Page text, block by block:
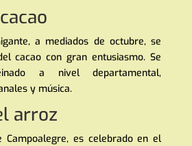
a mediados de octubre, se
cacao con gran entusiasmo. Se
a nivel departamental,
y música.
arroz
Campoalegre, es celebrado en el